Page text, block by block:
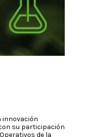
innovación
su participación
de la